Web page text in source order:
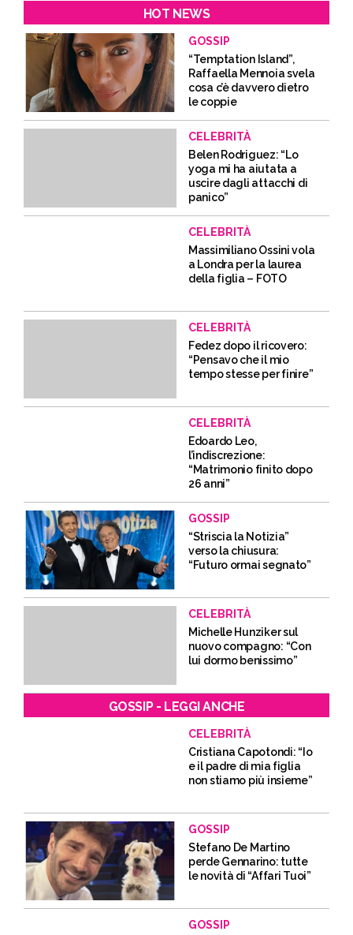
HOT NEWS
GOSSIP
“Temptation Island”,
Raffaella Mennoia svela
cosa c’è davvero dietro
le coppie
CELEBRITÀ
Belen Rodriguez: “Lo
yoga mi ha aiutata a
uscire dagli attacchi di
panico”
CELEBRITÀ
Massimiliano Ossini vola
a Londra per la laurea
della figlia – FOTO
CELEBRITÀ
Fedez dopo il ricovero:
“Pensavo che il mio
tempo stesse per finire”
CELEBRITÀ
Edoardo Leo,
l’indiscrezione:
“Matrimonio finito dopo
26 anni”
GOSSIP
“Striscia la Notizia”
verso la chiusura:
“Futuro ormai segnato”
CELEBRITÀ
Michelle Hunziker sul
nuovo compagno: “Con
lui dormo benissimo”
GOSSIP - LEGGI ANCHE
CELEBRITÀ
Cristiana Capotondi: “Io
e il padre di mia figlia
non stiamo più insieme”
GOSSIP
Stefano De Martino
perde Gennarino: tutte
le novità di “Affari Tuoi”
GOSSIP